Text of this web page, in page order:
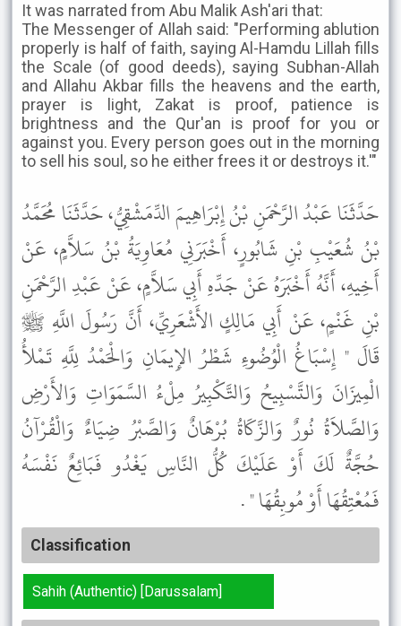
It was narrated from Abu Malik Ash'ari that:
The Messenger of Allah said: "Performing ablution
properly is half of faith, saying Al-Hamdu Lillah fills
the Scale (of good deeds), saying Subhan-Allah
and Allahu Akbar fills the heavens and the earth,
prayer is light, Zakat is proof, patience is
brightness and the Qur'an is proof for you or
against you. Every person goes out in the morning
to sell his soul, so he either frees it or destroys it.'"
حَدَّثَنَا عَبْدُ الرَّحْمَنِ بْنُ إِبْرَاهِيمَ الدِّمَشْقِيُّ، حَدَّثَنَا مُحَمَّدُ
بْنُ شُعَيْبِ بْنِ شَابُورٍ، أَخْبَرَنِي مُعَاوِيَةُ بْنُ سَلاَّمٍ، عَنْ
أَخِيهِ، أَنَّهُ أَخْبَرَهُ عَنْ جَدِّهِ أَبِي سَلاَّمٍ، عَنْ عَبْدِ الرَّحْمَنِ
بْنِ غَنْمٍ، عَنْ أَبِي مَالِكٍ الأَشْعَرِيِّ، أَنَّ رَسُولَ اللَّهِ ﷺ
قَالَ " إِسْبَاغُ الْوُضُوءِ شَطْرُ الإِيمَانِ وَالْحَمْدُ لِلَّهِ تَمْلأُ
الْمِيزَانَ وَالتَّسْبِيحُ وَالتَّكْبِيرُ مِلْءُ السَّمَوَاتِ وَالأَرْضِ
وَالصَّلاَةُ نُورٌ وَالزَّكَاةُ بُرْهَانٌ وَالصَّبْرُ ضِيَاءٌ وَالْقُرْآنُ
حُجَّةٌ لَكَ أَوْ عَلَيْكَ كُلُّ النَّاسِ يَغْدُو فَبَائِعٌ نَفْسَهُ
فَمُعْتِقُهَا أَوْ مُوبِقُهَا " .
Classification
Sahih (Authentic) [Darussalam]